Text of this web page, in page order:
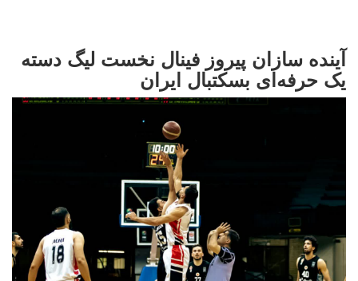
آینده سازان پیروز فینال نخست لیگ دسته
یک حرفه‌ای بسکتبال ایران